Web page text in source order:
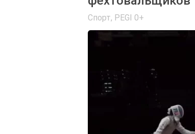
Спорт, PEGI 0+